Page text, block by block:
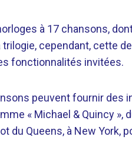
à 17 chansons,
cependant, cette
fonctionnalités invitées.
peuvent fournir des
« Michael & Quincy »,
du Queens, à New